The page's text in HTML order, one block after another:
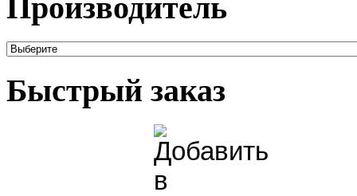
Производитель
Быстрый заказ